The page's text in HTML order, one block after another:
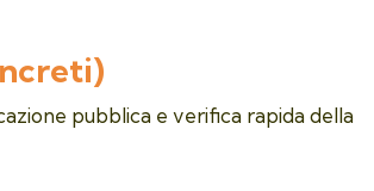
pubblica e verifica rapida della